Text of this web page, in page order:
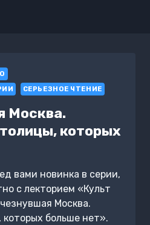
СЕРЬЕЗНОЕ ЧТЕНИЕ
Москва.
которых
вами новинка в серии,
с лекторием «Культ
Москва.
больше нет».